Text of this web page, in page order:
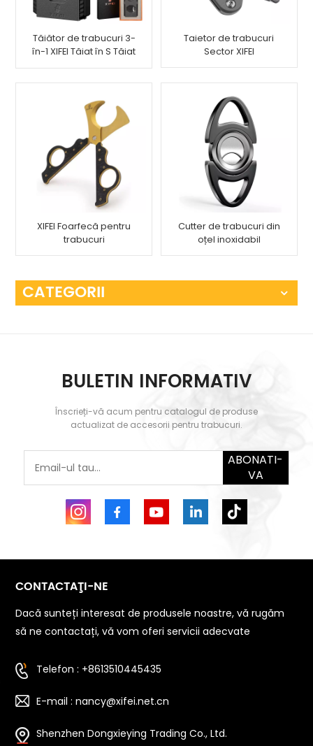
Tăiător de trabucuri 3-
în-1 XIFEI Tăiat în S Tăiat
în V Tăiat cu pumn
Taietor de trabucuri
Sector XIFEI
XIFEI Foarfecă pentru
trabucuri
Cutter de trabucuri din
oțel inoxidabil
CATEGORII
BULETIN INFORMATIV
Înscrieți-vă acum pentru catalogul de produse
actualizat de accesorii pentru trabucuri.
ABONATI-
VA
CONTACTAŢI-NE
Dacă sunteți interesat de produsele noastre, vă rugăm
să ne contactați, vă vom oferi servicii adecvate
Telefon : +8613510445435
E-mail : nancy@xifei.net.cn
Shenzhen Dongxieying Trading Co., Ltd.